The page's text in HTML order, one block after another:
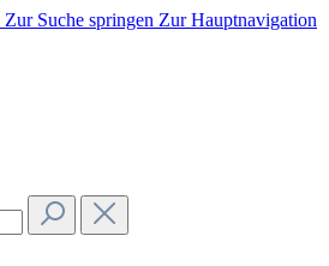
Zur Suche springen Zur Hauptnavigation